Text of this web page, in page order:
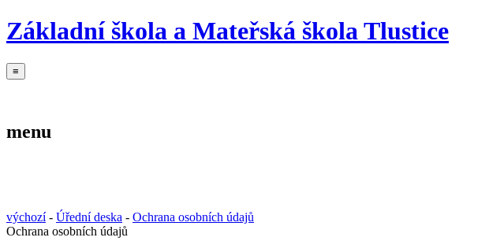
Základní škola a Mateřská škola Tlustice
≡
menu
výchozí- Úřední deska - Ochrana osobních údajů
Ochrana osobních údajů